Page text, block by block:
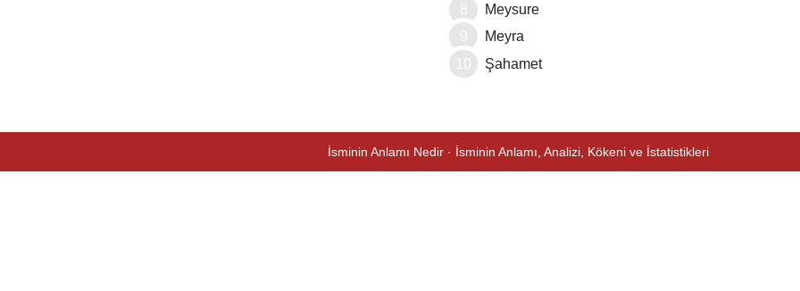
Meysure
Meyra
Şahamet
İsminin Anlamı Nedir · İsminin Anlamı, Analizi, Kökeni ve İstatistikleri